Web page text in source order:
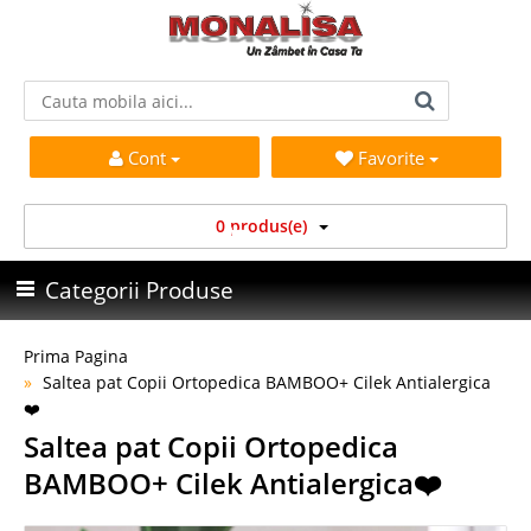
Cont Favorite
0 produs(e)
Categorii Produse
Prima Pagina
Saltea pat Copii Ortopedica BAMBOO+ Cilek Antialergica
❤️
Saltea pat Copii Ortopedica
BAMBOO+ Cilek Antialergica❤️